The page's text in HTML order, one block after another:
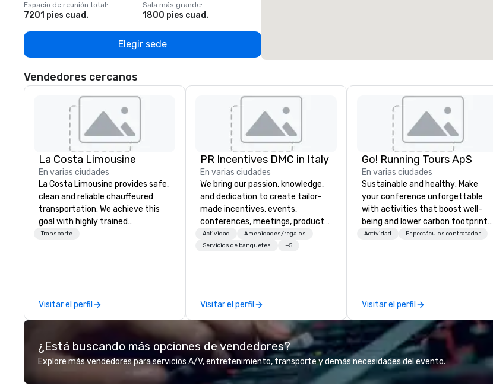
Espacio de reunión total:
7201 pies cuad.
Sala más grande:
1800 pies cuad.
Elegir sede
Vendedores cercanos
La Costa Limousine
En varias ciudades
La Costa Limousine provides safe,
clean and reliable chauffeured
transportation. We achieve this
goal with highly trained
chauffeurs, the newest vehicles
perfectly maintained fleet of late
model luxury vehicles to the
professional team of chauffeurs
and support staff; you will know
Costa Limousine.
Transporte
Visitar el perfil
PR Incentives DMC in Italy
En varias ciudades
We bring our passion, knowledge,
and dedication to create tailor-
made incentives, events,
conferences, meetings, product
launches, and luxury travel
experiences for our Clients. Based
information or collaboration
opportunities.
Actividad
Amenidades/regalos
Servicios de banquetes
+5
Visitar el perfil
Go! Running Tours ApS
En varias ciudades
Sustainable and healthy: Make
your conference unforgettable
with activities that boost well-
being and lower carbon footprints.
Explore the world on the run with
Actividad Espectáculos contratados
Visitar el perfil
¿Está buscando más opciones de vendedores?
Explore más vendedores para servicios A/V, entretenimiento, transporte y demás necesidades del evento.